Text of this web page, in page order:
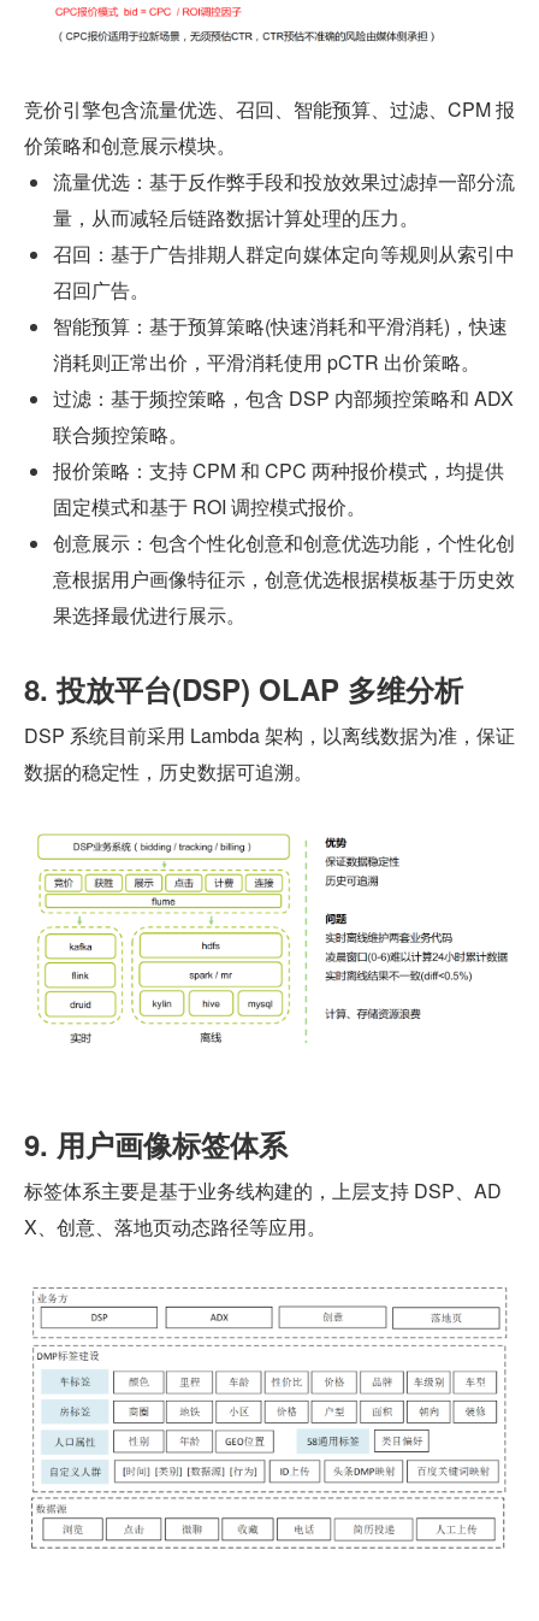
竞价引擎包含流量优选、召回、智能预算、过滤、CPM 报
价策略和创意展示模块。
流量优选：基于反作弊手段和投放效果过滤掉一部分流
量，从而减轻后链路数据计算处理的压力。
召回：基于广告排期人群定向媒体定向等规则从索引中
召回广告。
智能预算：基于预算策略(快速消耗和平滑消耗)，快速
消耗则正常出价，平滑消耗使用 pCTR 出价策略。
过滤：基于频控策略，包含 DSP 内部频控策略和 ADX
联合频控策略。
报价策略：支持 CPM 和 CPC 两种报价模式，均提供
固定模式和基于 ROI 调控模式报价。
创意展示：包含个性化创意和创意优选功能，个性化创
意根据用户画像特征示，创意优选根据模板基于历史效
果选择最优进行展示。
8. 投放平台(DSP) OLAP 多维分析
DSP 系统目前采用 Lambda 架构，以离线数据为准，保证
数据的稳定性，历史数据可追溯。
9. 用户画像标签体系
标签体系主要是基于业务线构建的，上层支持 DSP、AD
X、创意、落地页动态路径等应用。